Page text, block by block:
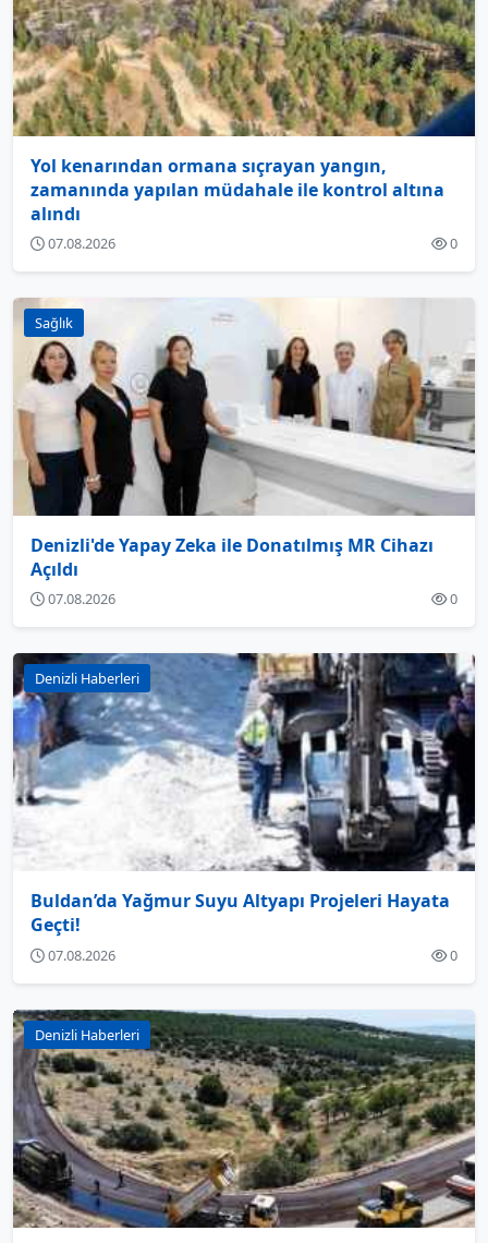
Yol kenarından ormana sıçrayan yangın,
zamanında yapılan müdahale ile kontrol altına
alındı
07.08.2026 0
Sağlık
Denizli'de Yapay Zeka ile Donatılmış MR Cihazı
Açıldı
07.08.2026 0
Denizli Haberleri
Buldan’da Yağmur Suyu Altyapı Projeleri Hayata
Geçti!
07.08.2026 0
Denizli Haberleri